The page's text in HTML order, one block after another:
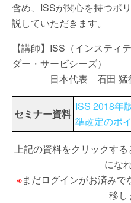
含め、ISSが関心を持つポ
説していただきます。
【講師】ISS（インスティ
ダー・サービシーズ）
日本代表 石田 猛行
セミナー資料
ISS 2018年
準改定のポ
上記の資料をクリックす
にな
※まだログインがお済みで
移し